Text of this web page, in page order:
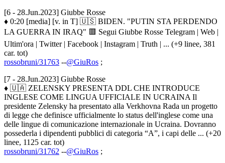
[6 - 28.Jun.2023] Giubbe Rosse
♦ 0:20 [media] [v. in T] 🇺🇸 BIDEN. "PUTIN STA PERDENDO
LA GUERRA IN IRAQ" 🟥 Segui Giubbe Rosse Telegram | Web |
Ultim'ora | Twitter | Facebook | Instagram | Truth | ... (+9 linee, 381
car. tot)
rossobruni/31763 --@GiuRos ;
[7 - 28.Jun.2023] Giubbe Rosse
♦ 🇺🇦 ZELENSKY PRESENTA DDL CHE INTRODUCE
INGLESE COME LINGUA UFFICIALE IN UCRAINA Il
presidente Zelensky ha presentato alla Verkhovna Rada un progetto
di legge che definisce ufficialmente lo status dell'inglese come una
delle lingue di comunicazione internazionale in Ucraina. Dovranno
possederla i dipendenti pubblici di categoria “A”, i capi delle ... (+20
linee, 1125 car. tot)
rossobruni/31762 --@GiuRos ;